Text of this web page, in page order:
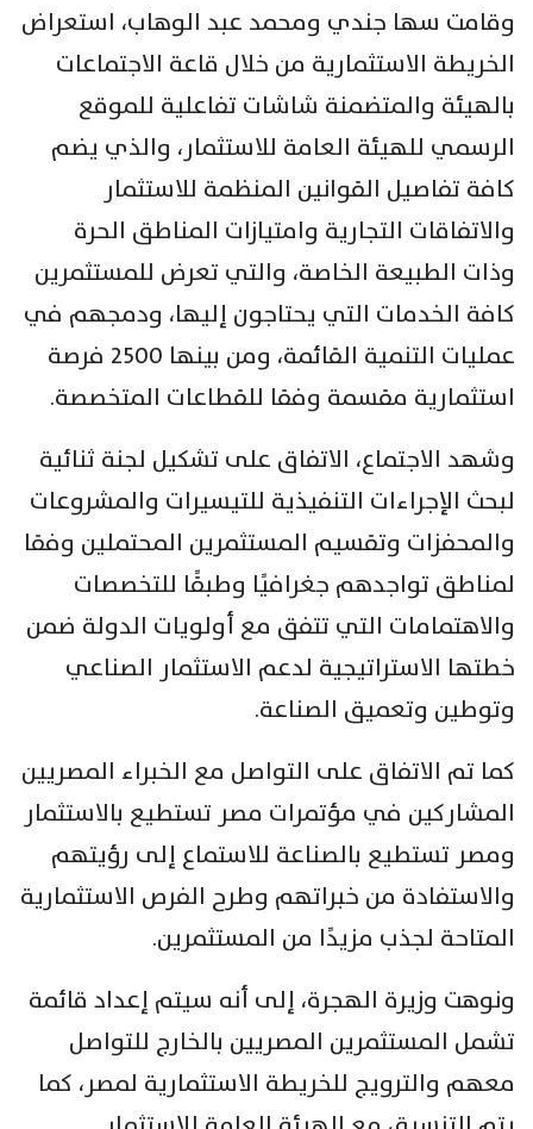
وقامت سها جندي ومحمد عبد الوهاب، استعراض
الخريطة الاستثمارية من خلال قاعة الاجتماعات
بالهيئة والمتضمنة شاشات تفاعلية للموقع
الرسمي للهيئة العامة للاستثمار، والذي يضم
كافة تفاصيل القوانين المنظمة للاستثمار
والاتفاقات التجارية وامتيازات المناطق الحرة
وذات الطبيعة الخاصة، والتي تعرض للمستثمرين
كافة الخدمات التي يحتاجون إليها، ودمجهم في
عمليات التنمية القائمة، ومن بينها 2500 فرصة
استثمارية مقسمة وفقا للقطاعات المتخصصة.
وشهد الاجتماع، الاتفاق على تشكيل لجنة ثنائية
لبحث الإجراءات التنفيذية للتيسيرات والمشروعات
والمحفزات وتقسيم المستثمرين المحتملين وفقا
لمناطق تواجدهم جغرافيًا وطبقًا للتخصصات
والاهتمامات التي تتفق مع أولويات الدولة ضمن
خطتها الاستراتيجية لدعم الاستثمار الصناعي
وتوطين وتعميق الصناعة.
كما تم الاتفاق على التواصل مع الخبراء المصريين
المشاركين في مؤتمرات مصر تستطيع بالاستثمار
ومصر تستطيع بالصناعة للاستماع إلى رؤيتهم
والاستفادة من خبراتهم وطرح الفرص الاستثمارية
المتاحة لجذب مزيدًا من المستثمرين.
ونوهت وزيرة الهجرة، إلى أنه سيتم إعداد قائمة
تشمل المستثمرين المصريين بالخارج للتواصل
معهم والترويج للخريطة الاستثمارية لمصر، كما